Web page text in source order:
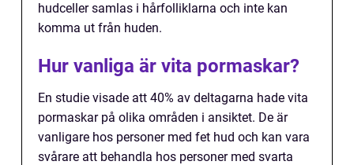
hudceller samlas i hårfolliklarna och inte kan
komma ut från huden.
Hur vanliga är vita pormaskar?
En studie visade att 40% av deltagarna hade vita
pormaskar på olika områden i ansiktet. De är
vanligare hos personer med fet hud och kan vara
svårare att behandla hos personer med svarta